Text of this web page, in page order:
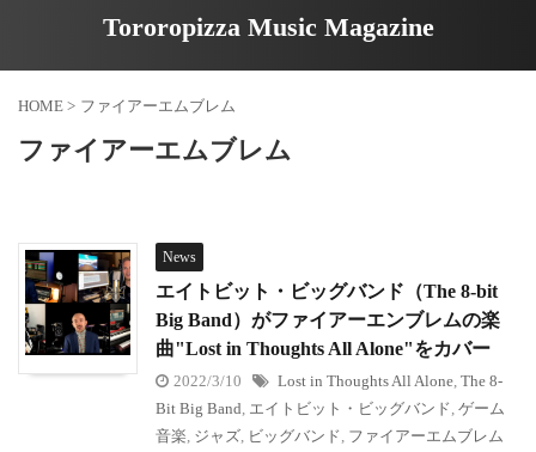
Tororopizza Music Magazine
HOME > ファイアーエムブレム
ファイアーエムブレム
News
エイトビット・ビッグバンド（The 8-bit
Big Band）がファイアーエンブレムの楽
曲"Lost in Thoughts All Alone"をカバー
2022/3/10 Lost in Thoughts All Alone The 8-
Bit Big Band エイトビット・ビッグバンド ゲーム
音楽 ジャズ ビッグバンド ファイアーエムブレム